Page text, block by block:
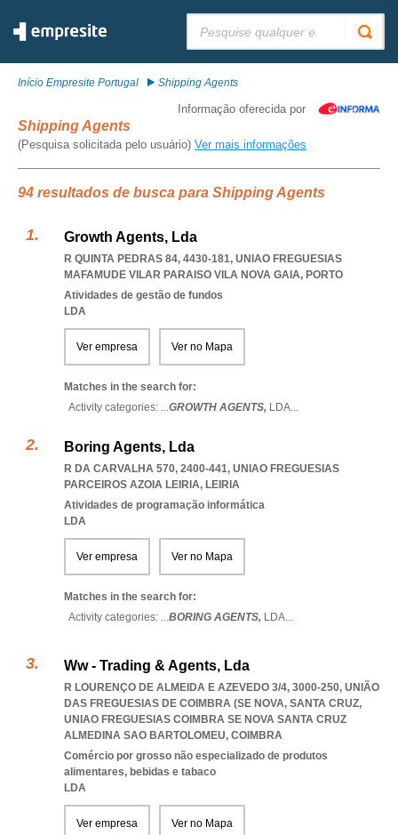
Início Empresite Portugal Shipping Agents
Informação oferecida por
Shipping Agents
(Pesquisa solicitada pelo usuário) Ver mais informações
94 resultados de busca para Shipping Agents
Growth Agents, Lda
R QUINTA PEDRAS 84, 4430-181, UNIAO FREGUESIAS
MAFAMUDE VILAR PARAISO VILA NOVA GAIA, PORTO
Atividades de gestão de fundos
LDA
Ver empresa Ver no Mapa
Matches in the search for:
Activity categories: ...GROWTH AGENTS, LDA...
Boring Agents, Lda
R DA CARVALHA 570, 2400-441, UNIAO FREGUESIAS
PARCEIROS AZOIA LEIRIA, LEIRIA
Atividades de programação informática
LDA
Ver empresa Ver no Mapa
Matches in the search for:
Activity categories: ...BORING AGENTS, LDA...
Ww - Trading & Agents, Lda
R LOURENÇO DE ALMEIDA E AZEVEDO 3/4, 3000-250, UNIÃO
DAS FREGUESIAS DE COIMBRA (SE NOVA, SANTA CRUZ,
UNIAO FREGUESIAS COIMBRA SE NOVA SANTA CRUZ
ALMEDINA SAO BARTOLOMEU, COIMBRA
Comércio por grosso não especializado de produtos
alimentares, bebidas e tabaco
LDA
Ver empresa Ver no Mapa